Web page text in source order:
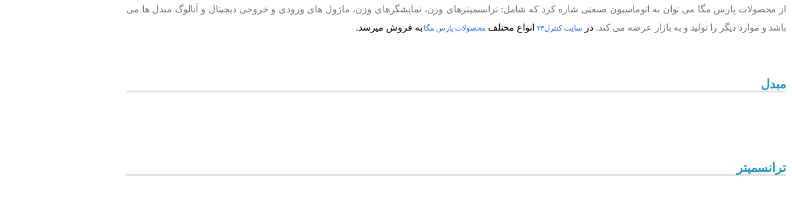
از محصولات پارس مگا می توان به اتوماسیون صنعتی شاره کرد که شامل: ترانسمیترهای وزن، نمایشگرهای وزن، ماژول های ورودی و خروجی دیجیتال و آنالوگ مبدل ها می
باشد و موارد دیگر را تولید و به بازار عرضه می کند. در سایت کنترل۲۴ انواع مختلف محصولات پارس مگا به فروش میرسد.
مبدل
ترانسمیتر